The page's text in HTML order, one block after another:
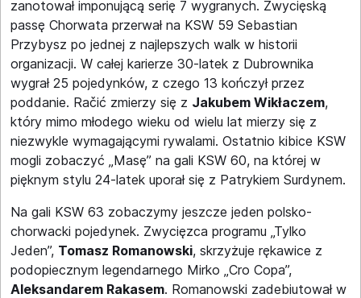
zanotował imponującą serię 7 wygranych. Zwycięską
passę Chorwata przerwał na KSW 59 Sebastian
Przybysz po jednej z najlepszych walk w historii
organizacji. W całej karierze 30-latek z Dubrownika
wygrał 25 pojedynków, z czego 13 kończył przez
poddanie. Račić zmierzy się z Jakubem Wikłaczem,
który mimo młodego wieku od wielu lat mierzy się z
niezwykle wymagającymi rywalami. Ostatnio kibice KSW
mogli zobaczyć „Masę” na gali KSW 60, na której w
pięknym stylu 24-latek uporał się z Patrykiem Surdynem.
Na gali KSW 63 zobaczymy jeszcze jeden polsko-
chorwacki pojedynek. Zwycięzca programu „Tylko
Jeden”, Tomasz Romanowski, skrzyżuje rękawice z
podopiecznym legendarnego Mirko „Cro Copa”,
Aleksandarem Rakasem. Romanowski zadebiutował w